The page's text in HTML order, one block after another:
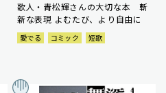
歌人・青松輝さんの大切な本 斬
新な表現 よむたび、より自由に
愛でる コミック 短歌